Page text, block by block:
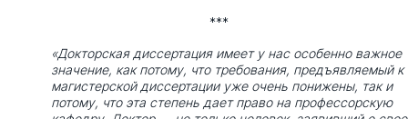
***
«Докторская диссертация имеет у нас особенно важное
значение, как потому, что требования, предъявляемый к
магистерской диссертации уже очень понижены, так и
потому, что эта степень дает право на профессорскую